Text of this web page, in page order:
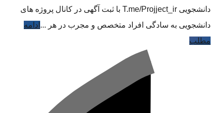
دانشجویی T.me/Projject_ir با ثبت آگهی در کانال پروژه های
دانشجویی به سادگی افراد متخصص و مجرب در هر ... ادامه
مطلب